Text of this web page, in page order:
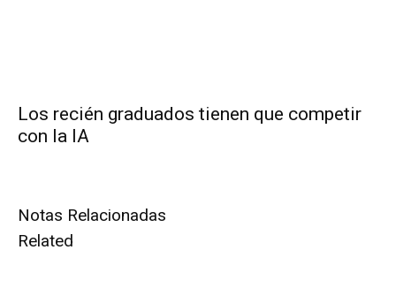
Los recién graduados tienen que competir
con la IA
Notas Relacionadas
Related